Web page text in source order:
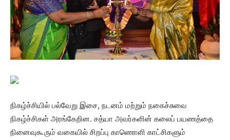
நிகழ்ச்சியில் பல்வேறு இசை, நடனம் மற்றும் நகைச்சுவை
நிகழ்ச்சிகள் அரங்கேறின. சத்யா அவர்களின் கலைப் பயணத்தை
நினைவுகூரும் வகையில் சிறப்பு காணொளி காட்சிகளும்